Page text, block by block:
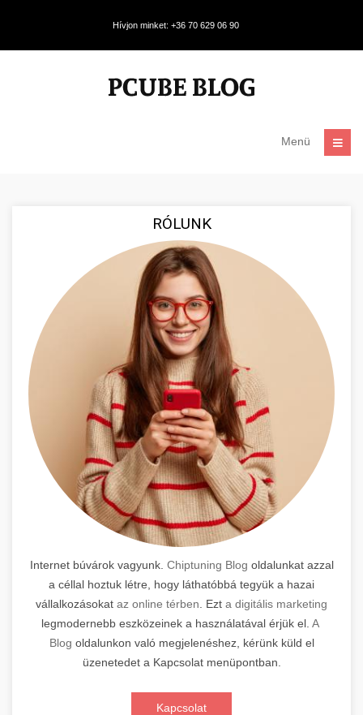
Hívjon minket: +36 70 629 06 90
Menü
RÓLUNK
Internet búvárok vagyunk. Chiptuning Blog oldalunkat azzal
a céllal hoztuk létre, hogy láthatóbbá tegyük a hazai
vállalkozásokat az online térben . Ezt a digitális marketing
legmodernebb eszközeinek a használatával érjük el. A
Blog oldalunkon való megjelenéshez, kérünk küld el
üzenetedet a Kapcsolat menüpontban.
Kapcsolat